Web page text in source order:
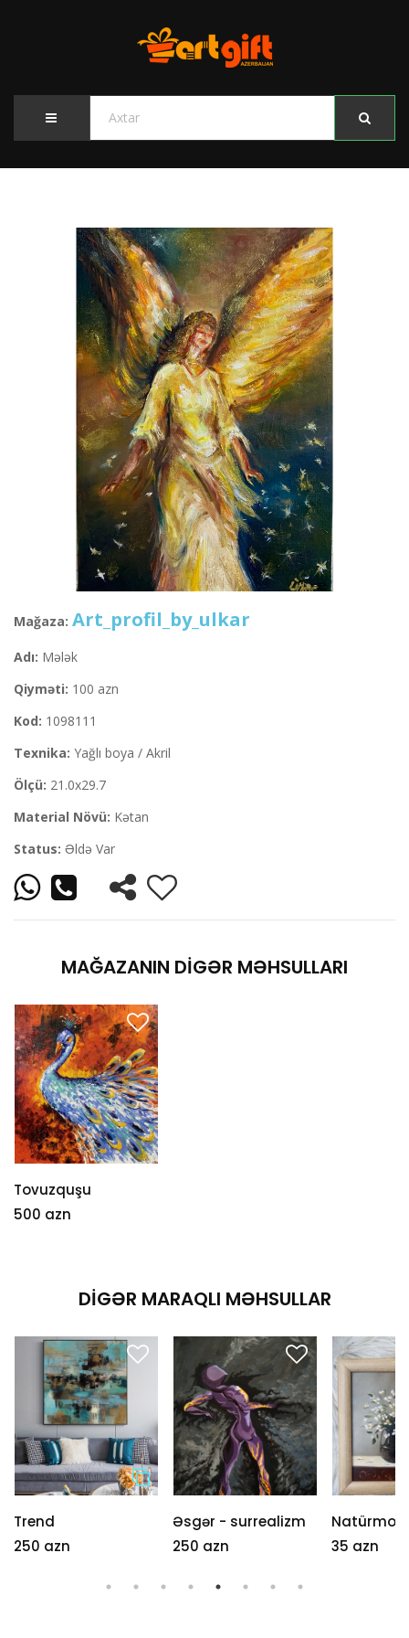
Mağaza: Art_profil_by_ulkar
Adı: Mələk
Qiyməti: 100 azn
Kod: 1098111
Texnika: Yağlı boya / Akril
Ölçü: 21.0x29.7
Material Növü: Kətan
Status: Əldə Var
MAĞAZANIN DIGƏR MƏHSULLARI
Tovuzquşu
500 azn
DIGƏR MARAQLI MƏHSULLAR
Trend
250 azn
Əsgər - surrealizm
250 azn
Natürmort
35 azn